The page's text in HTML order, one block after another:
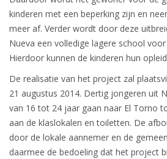
kinderen met een beperking zijn en
meer af. Verder wordt door deze
Nueva een volledige lagere school
Hierdoor kunnen de kinderen hun
De realisatie van het project zal
21 augustus 2014. Dertig jongeren uit
van 16 tot 24 jaar gaan naar El Torno
aan de klaslokalen en toiletten. De
door de lokale aannemer en de
daarmee de bedoeling dat het project